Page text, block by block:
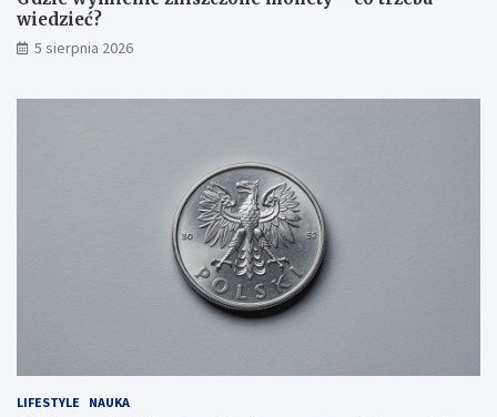
wiedzieć?
5 sierpnia 2026
LIFESTYLE NAUKA